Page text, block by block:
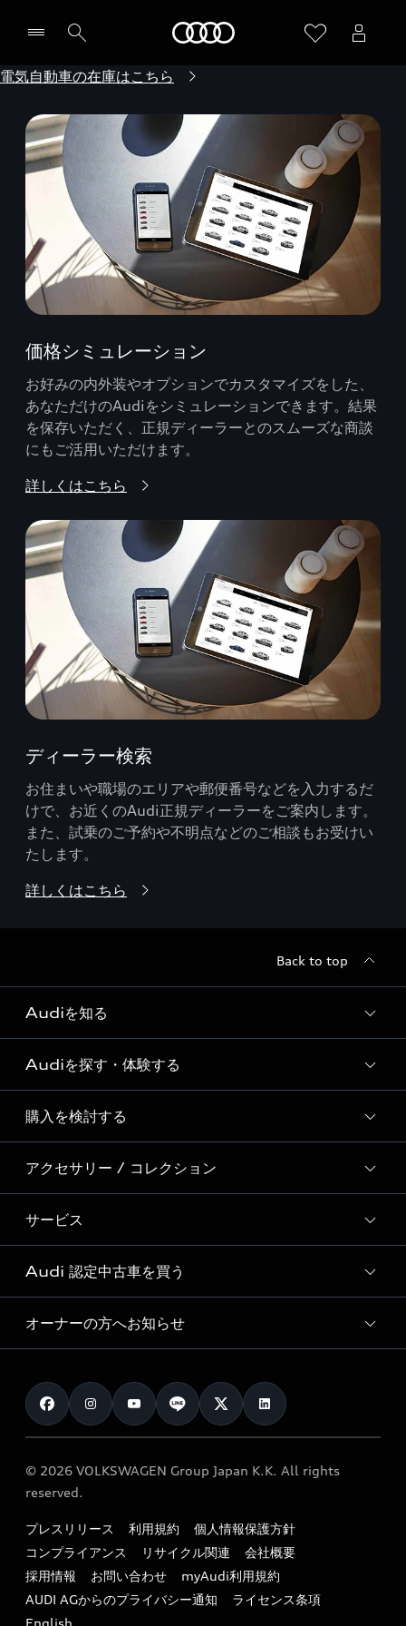
電気自動車の在庫はこちら
価格シミュレーション
お好みの内外装やオプションでカスタマイズをした、
あなただけのAudiをシミュレーションできます。結果
を保存いただく、正規ディーラーとのスムーズな商談
にもご活用いただけます。
詳しくはこちら
ディーラー検索
お住まいや職場のエリアや郵便番号などを入力するだ
けで、お近くのAudi正規ディーラーをご案内します。
また、試乗のご予約や不明点などのご相談もお受けい
たします。
詳しくはこちら
Back to top
Audiを知る
Audi ブランド
Story of Progress
Audi Sport
Formula 1®
デジタルサービス
Audiを探す・体験する
ディーラー検索
新車在庫検索
試乗車・展示車検索
見積り依頼
試乗予約
購入を検討する
モデル一覧
特別仕様モデル / 限定モデル
e-tronラインアップ
価格シミュレーション
車両比較
カタログ一覧
アクセサリー / コレクション
純正アクセサリー
オンラインショップ
Audi collection
アウディナビアプリ
サービス
サービス入庫予約
サービスプログラム
メンテナンス
車検 / 定期点検
e-tronアフターサポート
myAudi
Audi 認定中古車を買う
Audi認定中古車
クオリティ
保証
メンテナンス
ファイナンス
キャンペーン / イベント
買取査定
オーナーの方へお知らせ
お知らせ
オーナー様向けキャンペーン
特定整備適用車一覧
リサイクル法
よくある質問（FAQ）
© 2026 VOLKSWAGEN Group Japan K.K. All rights
reserved.
プレスリリース 利用規約
個人情報保護方針
コンプライアンス
リサイクル関連
会社概要
採用情報
お問い合わせ
myAudi利用規約
AUDI AGからのプライバシー通知
ライセンス条項
English